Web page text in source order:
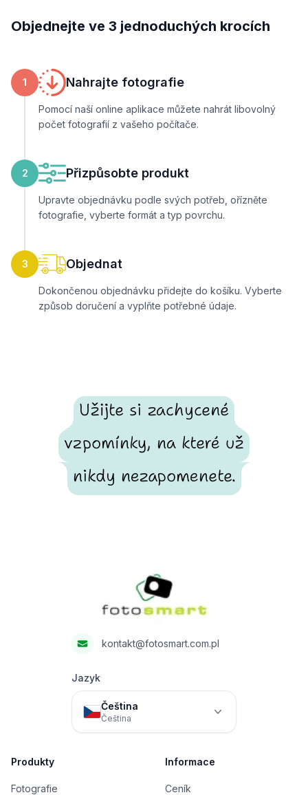
Objednejte ve 3 jednoduchých krocích
1 Nahrajte fotografie
Pomocí naší online aplikace můžete nahrát libovolný
počet fotografií z vašeho počítače.
2 Přizpůsobte produkt
Upravte objednávku podle svých potřeb, ořízněte
fotografie, vyberte formát a typ povrchu.
3 Objednat
Dokončenou objednávku přidejte do košíku. Vyberte
způsob doručení a vyplňte potřebné údaje.
Užijte si zachycené
vzpomínky, na které už
nikdy nezapomenete.
kontakt@fotosmart.com.pl
Jazyk
Čeština
Čeština
Produkty
Fotografie
Informace
Ceník